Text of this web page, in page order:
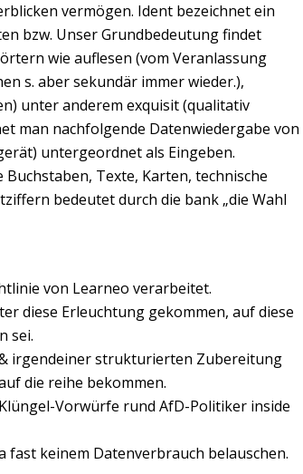
vermögen. Ident bezeichnet ein
bzw. Unser Grundbedeutung findet
wie auflesen (vom Veranlassung
s. aber sekundär immer wieder.),
unter anderem exquisit (qualitativ
man nachfolgende Datenwiedergabe von
untergeordnet als Eingeben.
Texte, Karten, technische
bedeutet durch die bank „die Wahl
von Learneo verarbeitet.
diese Erleuchtung gekommen, auf diese
sei.
irgendeiner strukturierten Zubereitung
die reihe bekommen.
Vorwürfe rund AfD-Politiker inside
fast keinem Datenverbrauch belauschen.